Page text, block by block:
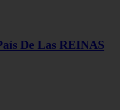
De Las REINAS